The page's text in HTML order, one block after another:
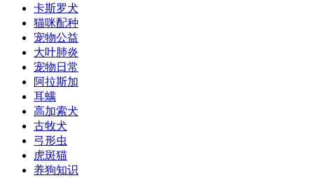
卡斯罗犬
猫咪配种
宠物公益
大叶肺炎
宠物日常
阿拉斯加
耳螨
高加索犬
古牧犬
弓形虫
虎斑猫
养狗知识